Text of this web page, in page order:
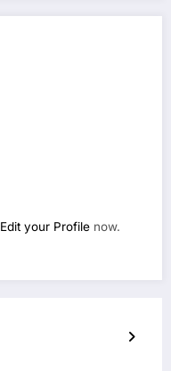
Edit your Profile now.